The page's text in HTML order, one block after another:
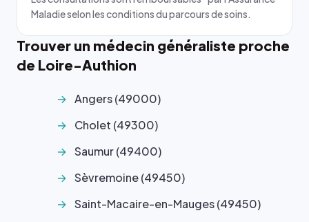
Maladie selon les conditions du parcours de soins.
Trouver un médecin généraliste proche
de Loire-Authion
Angers (49000)
Cholet (49300)
Saumur (49400)
Sèvremoine (49450)
Saint-Macaire-en-Mauges (49450)